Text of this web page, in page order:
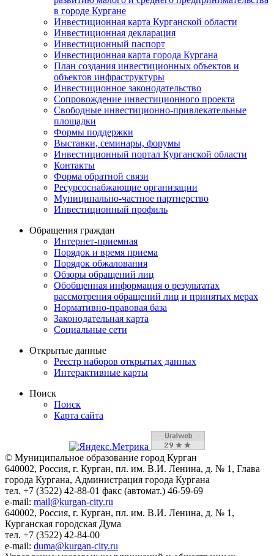
в городе Кургане
Инвестиционная карта Курганской области
Инвестиционная декларация
Инвестиционный паспорт
Инвестиционная карта города Кургана
План создания инвестиционных объектов и
объектов инфраструктуры
Инвестиционное законодательство
Сопровождение инвестиционного проекта
Свободные инвестиционно-привлекательные
площадки
Формы поддержки
Выставки, семинары, форумы
Инвестиционный портал Курганской области
Контакты
Форма обратной связи
Ресурсоснабжающие организации
Муниципально-частное партнерство
Инвестиционный профиль
Обращения граждан
Интернет-приемная
Порядок и время приема
Порядок обжалования
Обзоры обращений лиц
Обобщенная информация о результатах
рассмотрения обращений лиц и принятых мерах
Нормативно-правовая база
Законодательная карта
Социальные сети
Открытые данные
Реестр наборов открытых данных
Интерактивные карты
Поиск
Поиск
Карта сайта
© Муниципальное образование город Курган
640002, Россия, г. Курган, пл. им. В.И. Ленина, д. № 1, Глава
города Кургана, Администрация города Кургана
тел. +7 (3522) 42-88-01 факс (автомат.) 46-59-69
e-mail: mail@kurgan-city.ru
640002, Россия, г. Курган, пл. им. В.И. Ленина, д. № 1,
Курганская городская Дума
тел. +7 (3522) 42-84-00
e-mail: duma@kurgan-city.ru